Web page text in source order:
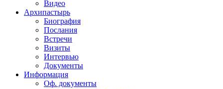
Видео
Архипастырь
Биография
Послания
Встречи
Визиты
Интервью
Документы
Информация
Оф. документы